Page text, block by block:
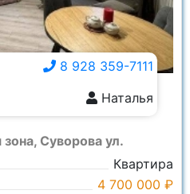
Суворова ул.
Квартира
4 700 000 ₽
8 928 359-7111
Наталья